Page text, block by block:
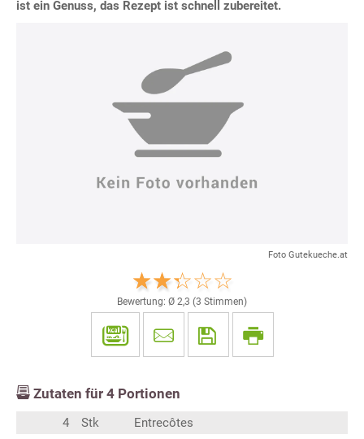
ist ein Genuss, das Rezept ist schnell zubereitet.
Foto Gutekueche.at
Bewertung: Ø 2,3 (3 Stimmen)
Zutaten für 4 Portionen
4 Stk
Entrecôtes